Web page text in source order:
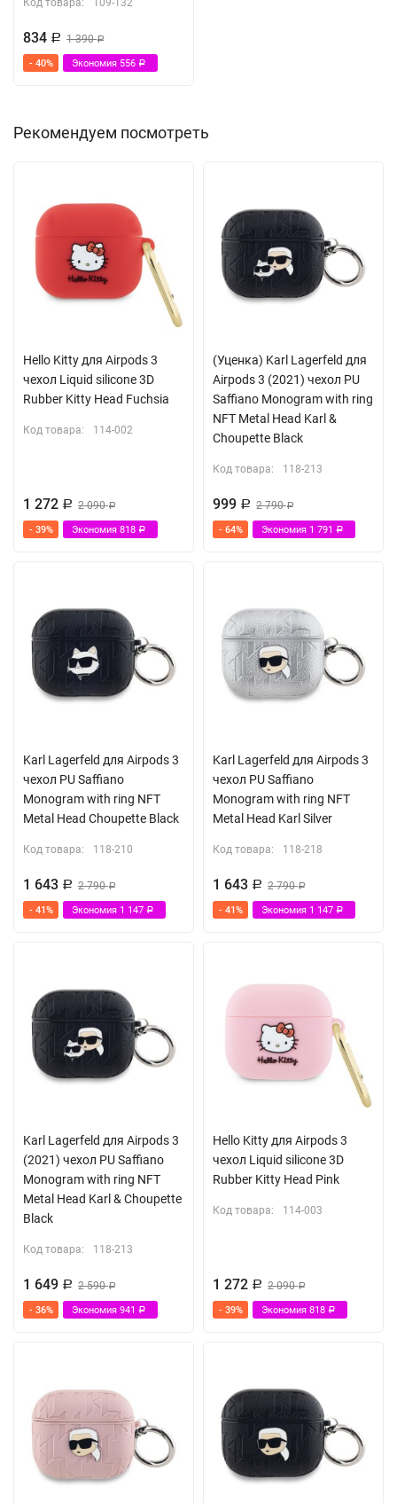
Код товара: 109-132
834 Р 1 390Р
- 40% Экономия 556 Р
Рекомендуем посмотреть
Hello Kitty для Airpods 3
чехол Liquid silicone 3D
Rubber Kitty Head Fuchsia
Код товара: 114-002
1 272 Р 2 090Р
- 39% Экономия 818 Р
(Уценка) Karl Lagerfeld для
Airpods 3 (2021) чехол PU
Saffiano Monogram with ring
NFT Metal Head Karl &
Choupette Black
Код товара: 118-213
999 Р 2 790Р
- 64% Экономия 1 791 Р
Karl Lagerfeld для Airpods 3
чехол PU Saffiano
Monogram with ring NFT
Metal Head Choupette Black
Код товара: 118-210
1 643 Р 2 790Р
- 41% Экономия 1 147 Р
Karl Lagerfeld для Airpods 3
чехол PU Saffiano
Monogram with ring NFT
Metal Head Karl Silver
Код товара: 118-218
1 643 Р 2 790Р
- 41% Экономия 1 147 Р
Karl Lagerfeld для Airpods 3
(2021) чехол PU Saffiano
Monogram with ring NFT
Metal Head Karl & Choupette
Black
Код товара: 118-213
1 649 Р 2 590Р
- 36% Экономия 941 Р
Hello Kitty для Airpods 3
чехол Liquid silicone 3D
Rubber Kitty Head Pink
Код товара: 114-003
1 272 Р 2 090Р
- 39% Экономия 818 Р